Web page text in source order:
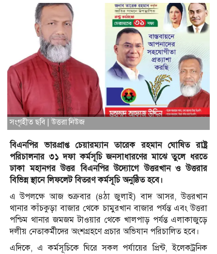
সংগৃহীত ছবি | উত্তরা নিউজ
বিএনপির ভারপ্রাপ্ত চেয়ারম্যান তারেক রহমান ঘোষিত রাষ্ট্র
পরিচালনার ৩১ দফা কর্মসূচি জনসাধারণের মাঝে তুলে ধরতে
ঢাকা মহানগর উত্তর বিএনপির উদ্যোগে উত্তরখান ও উত্তরার
বিভিন্ন স্থানে লিফলেট বিতরণ কর্মসূচি অনুষ্ঠিত হবে।
এ উপলক্ষে আজ শুক্রবার (৪ঠা জুলাই) বাদ আসর, উত্তরখান
থানার কাঁচকুড়া বাজার থেকে চামুরখান বাজার পর্যন্ত এবং উত্তরা
পশ্চিম থানার জমজম টাওয়ার থেকে খালপাড় পর্যন্ত এলাকাজুড়ে
দলীয় নেতাকর্মীদের অংশগ্রহণে প্রচার অভিযান পরিচালিত হবে।
এদিকে, এ কর্মসূচিকে ঘিরে সকল পর্যায়ের প্রিন্ট, ইলেকট্রনিক